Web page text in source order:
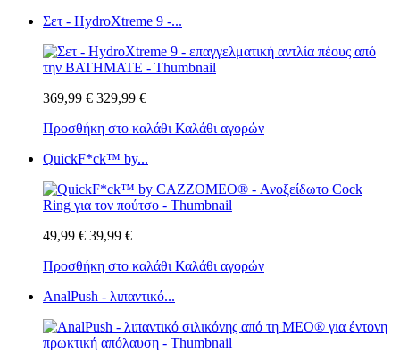
Σετ - HydroXtreme 9 -...
369,99 € 329,99 €
Προσθήκη στο καλάθι Καλάθι αγορών
QuickF*ck™ by...
49,99 € 39,99 €
Προσθήκη στο καλάθι Καλάθι αγορών
AnalPush - λιπαντικό...